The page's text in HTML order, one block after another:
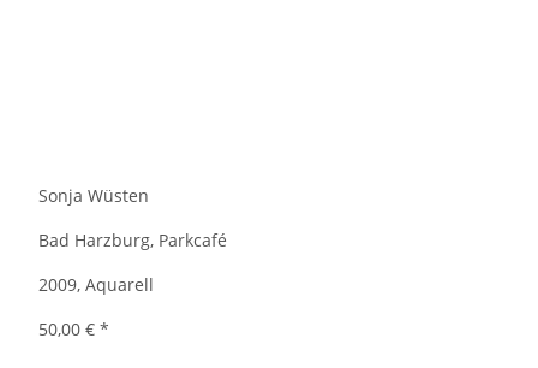
Sonja Wüsten
Bad Harzburg, Parkcafé
2009, Aquarell
50,00 € *